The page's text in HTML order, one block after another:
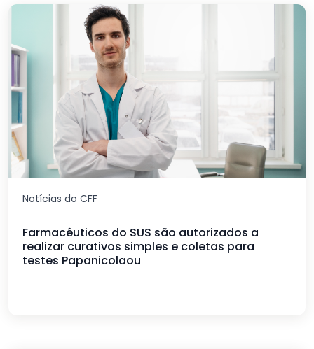
Notícias do CFF
Farmacêuticos do SUS são autorizados a
realizar curativos simples e coletas para
testes Papanicolaou